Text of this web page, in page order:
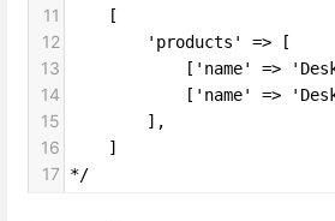
11
    [
12
        'products' => [
13
['name' =>
14
['name' =>
15
        ],
16
    ]
17 */